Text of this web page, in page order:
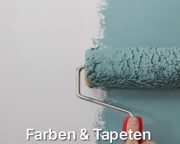
Farben & Tapeten